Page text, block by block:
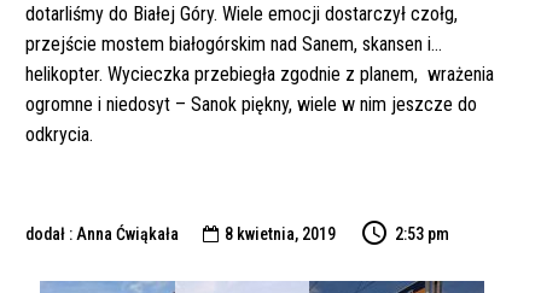
dotarliśmy do Białej Góry. Wiele emocji dostarczył czołg,
przejście mostem białogórskim nad Sanem, skansen i…
helikopter. Wycieczka przebiegła zgodnie z planem, wrażenia
ogromne i niedosyt – Sanok piękny, wiele w nim jeszcze do
odkrycia.
dodał : Anna Ćwiąkała  8 kwietnia, 2019 2:53 pm